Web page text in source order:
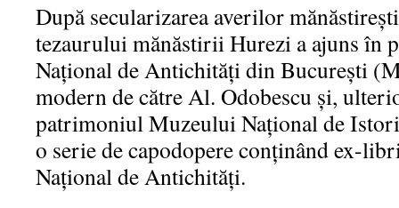
După secularizarea averilor
tezaurului mănăstirii Hurezi a ajuns în
Național de Antichități din București
modern de către Al. Odobescu și,
patrimoniul Muzeului Național de
o serie de capodopere conținând ex-
Național de Antichități.